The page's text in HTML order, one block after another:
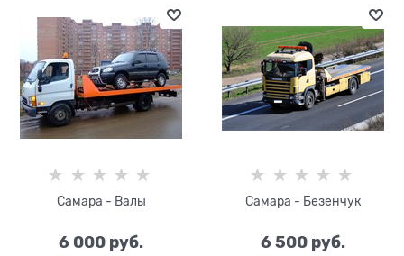
Самара - Валы
6 000 руб.
Самара - Безенчук
6 500 руб.